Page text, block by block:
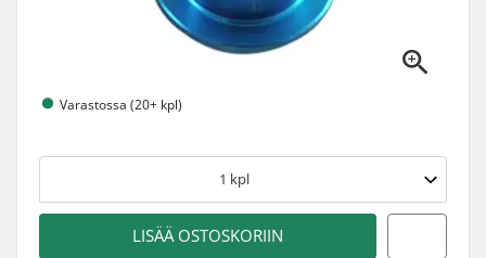
Varastossa (20+ kpl)
1 kpl
LISÄÄ OSTOSKORIIN